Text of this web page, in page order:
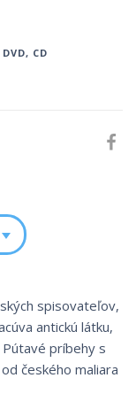
CD
spisovateľov,
antickú látku,
príbehy s
českého maliara